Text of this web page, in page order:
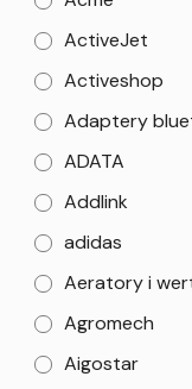
ActiveJet
Activeshop
Adaptery
ADATA
Addlink
adidas
Aeratory i
Agromech
Aigostar